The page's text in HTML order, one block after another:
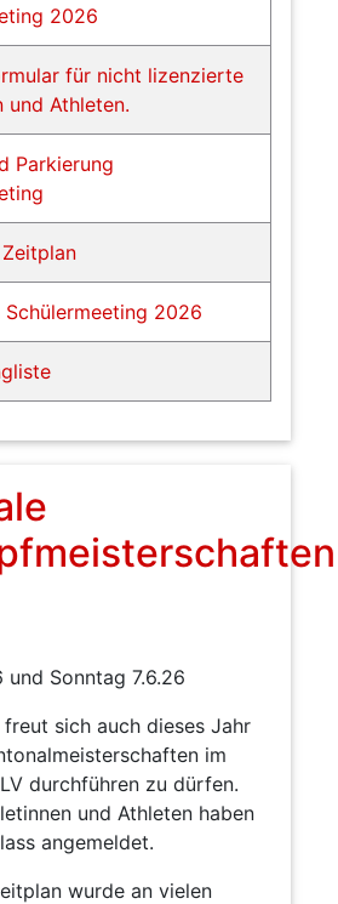
2026
für nicht lizenzierte
und Athleten.
Parkierung
Schülermeeting 2026
und Sonntag 7.6.26
freut sich auch dieses Jahr
im
durchführen zu dürfen.
und Athleten haben
angemeldet.
wurde an vielen